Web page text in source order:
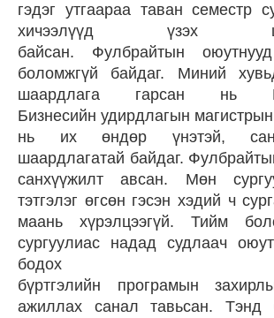
гэдэг утгаараа таван семестр
хичээлүүд үзэх
байсан. Фулбрайтын
боломжгүй байдаг. Миний
шаардлага гарсан нь
Бизнесийн удирдлагын магистрын
нь их өндөр үнэтэй,
шаардлагатай байдаг.
санхүүжилт авсан. Мөн
тэтгэлэг өгсөн гэсэн хэдий ч
маань хүрэлцээгүй. Тийм
сургуулиас надад судлаач
бодох
бүртгэлийн програмын
ажиллах санал тавьсан.